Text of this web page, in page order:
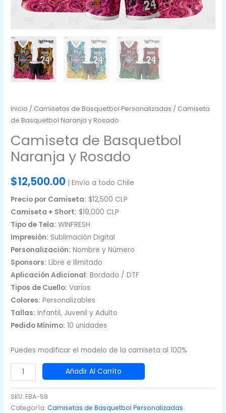
Inicio / Camisetas de Basquetbol Personalizadas / Camiseta
de Basquetbol Naranja y Rosado
Camiseta de Basquetbol
Naranja y Rosado
$12,500.00 | Envío a todo Chile
Precio por Camiseta: $12,500 CLP
Camiseta + Short: $19,000 CLP
Tipo de Tela: WINFRESH
Impresión: Sublimación Digital
Personalización: Nombre y Número
Sponsors: Libre e Ilimitado
Aplicación Adicional: Bordado / DTF
Tipos de Cuello: Varios
Colores: Personalizables
Tallas: Infantil, Juvenil y Adulto
Pedido Mínimo: 10 unidades
Puedes modificar el modelo de la camiseta al 100%
Camiseta
de
Basquetbol
Naranja
Añadir Al Carrito
SKU: FBA-58
Categoría:Camisetas de Basquetbol Personalizadas